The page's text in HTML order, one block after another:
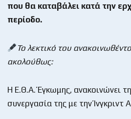
που θα καταβάλει κατά την
περίοδο.
Το λεκτικό του
ακολούθως:
Η Ε.Θ.Α. Έγκωμης, ανακοινώνει
συνεργασία της με την Ίνγκριντ